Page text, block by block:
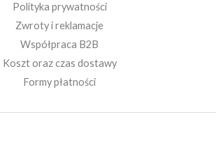
Polityka prywatności
Zwroty i reklamacje
Współpraca B2B
Koszt oraz czas dostawy
Formy płatności